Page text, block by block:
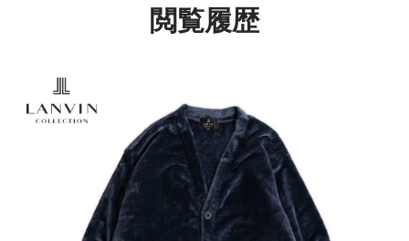
閲覧履歴